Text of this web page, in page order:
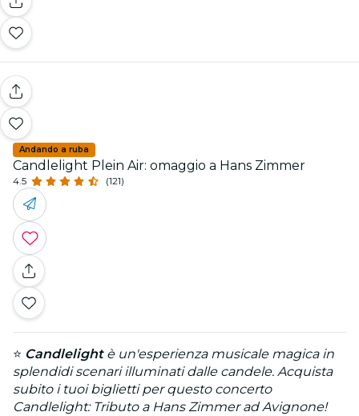
Andando a ruba
Candlelight Plein Air: omaggio a Hans Zimmer
4.5 (121)
⭐ Candlelightè un'esperienza musicale magica in
splendidi scenari illuminati dalle candele. Acquista
subito i tuoi biglietti per questo concerto
Candlelight: Tributo a Hans Zimmer ad Avignone!